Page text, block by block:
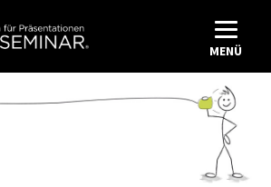
MENÜ